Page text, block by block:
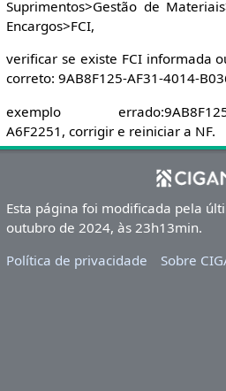
Suprimentos>Gestão de
Encargos>FCI,
verificar se existe FCI informada
correto: 9AB8F125-AF31-4014-
exemplo errado:9AB8F125-
A6F2251, corrigir e reiniciar a NF.
Esta página foi modificada pela
outubro de 2024, às 23h13min.
Política de privacidade
Sobre